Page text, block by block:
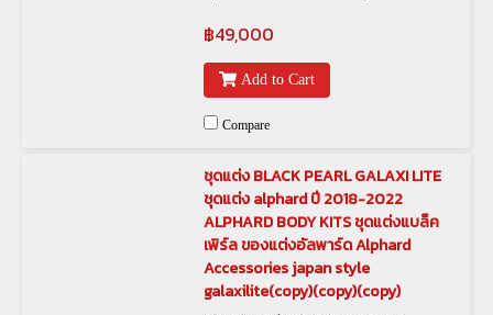
฿49,000
Add to Cart
Compare
ชุดแต่ง BLACK PEARL GALAXI LITE
ชุดแต่ง alphard ปี 2018-2022
ALPHARD BODY KITS ชุดแต่งแบล็ค
เพิร์ล ของแต่งอัลพาร์ด Alphard
Accessories japan style
galaxilite(copy)(copy)(copy)